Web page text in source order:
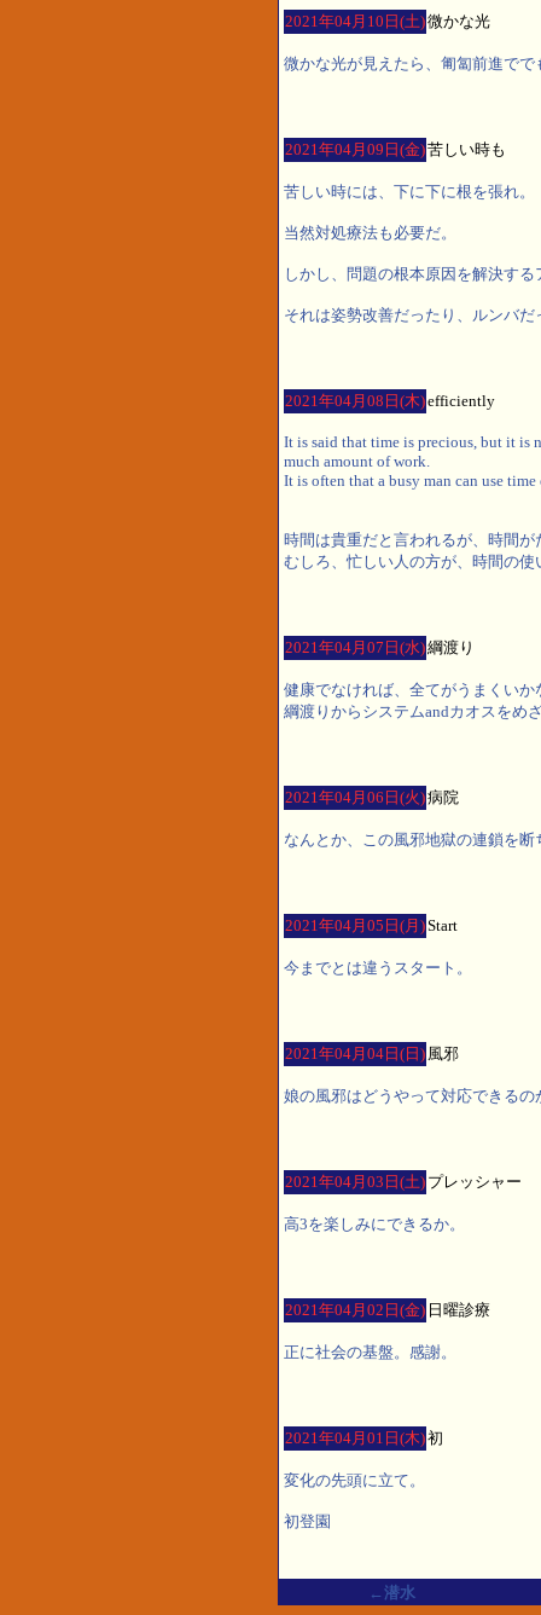
2021年04月10日(土)微かな光
微かな光が見えたら、匍匐前進でで
2021年04月09日(金)苦しい時も
苦しい時には、下に下に根を張れ。
当然対処療法も必要だ。
しかし、問題の根本原因を解決す
それは姿勢改善だったり、ルンバ
2021年04月08日(木)efficiently
It is said that time is precious, but it is
much amount of work.
It is often that a busy man can use
時間は貴重だと言われるが、時間
むしろ、忙しい人の方が、時間の
2021年04月07日(水)綱渡り
健康でなければ、全てがうまくいか
綱渡りからシステムandカオスをめ
2021年04月06日(火)病院
なんとか、この風邪地獄の連鎖を断
2021年04月05日(月)Start
今までとは違うスタート。
2021年04月04日(日) 風邪
娘の風邪はどうやって対応できるの
2021年04月03日(土) プレッシャー
高3を楽しみにできるか。
2021年04月02日(金) 日曜診療
正に社会の基盤。感謝。
2021年04月01日(木)初
変化の先頭に立て。
初登園
←潜水